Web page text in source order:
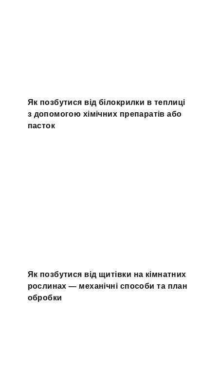
Як позбутися від білокрилки в теплиці
з допомогою хімічних препаратів або
пасток
Як позбутися від щитівки на кімнатних
рослинах — механічні способи та план
обробки